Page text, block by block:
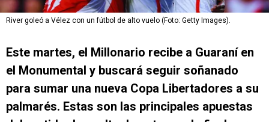
River goleó a Vélez con un fútbol de alto vuelo (Foto: Getty Images).
Este martes, el Millonario recibe a Guaraní en
el Monumental y buscará seguir soñanado
para sumar una nueva Copa Libertadores a su
palmarés. Estas son las principales apuestas